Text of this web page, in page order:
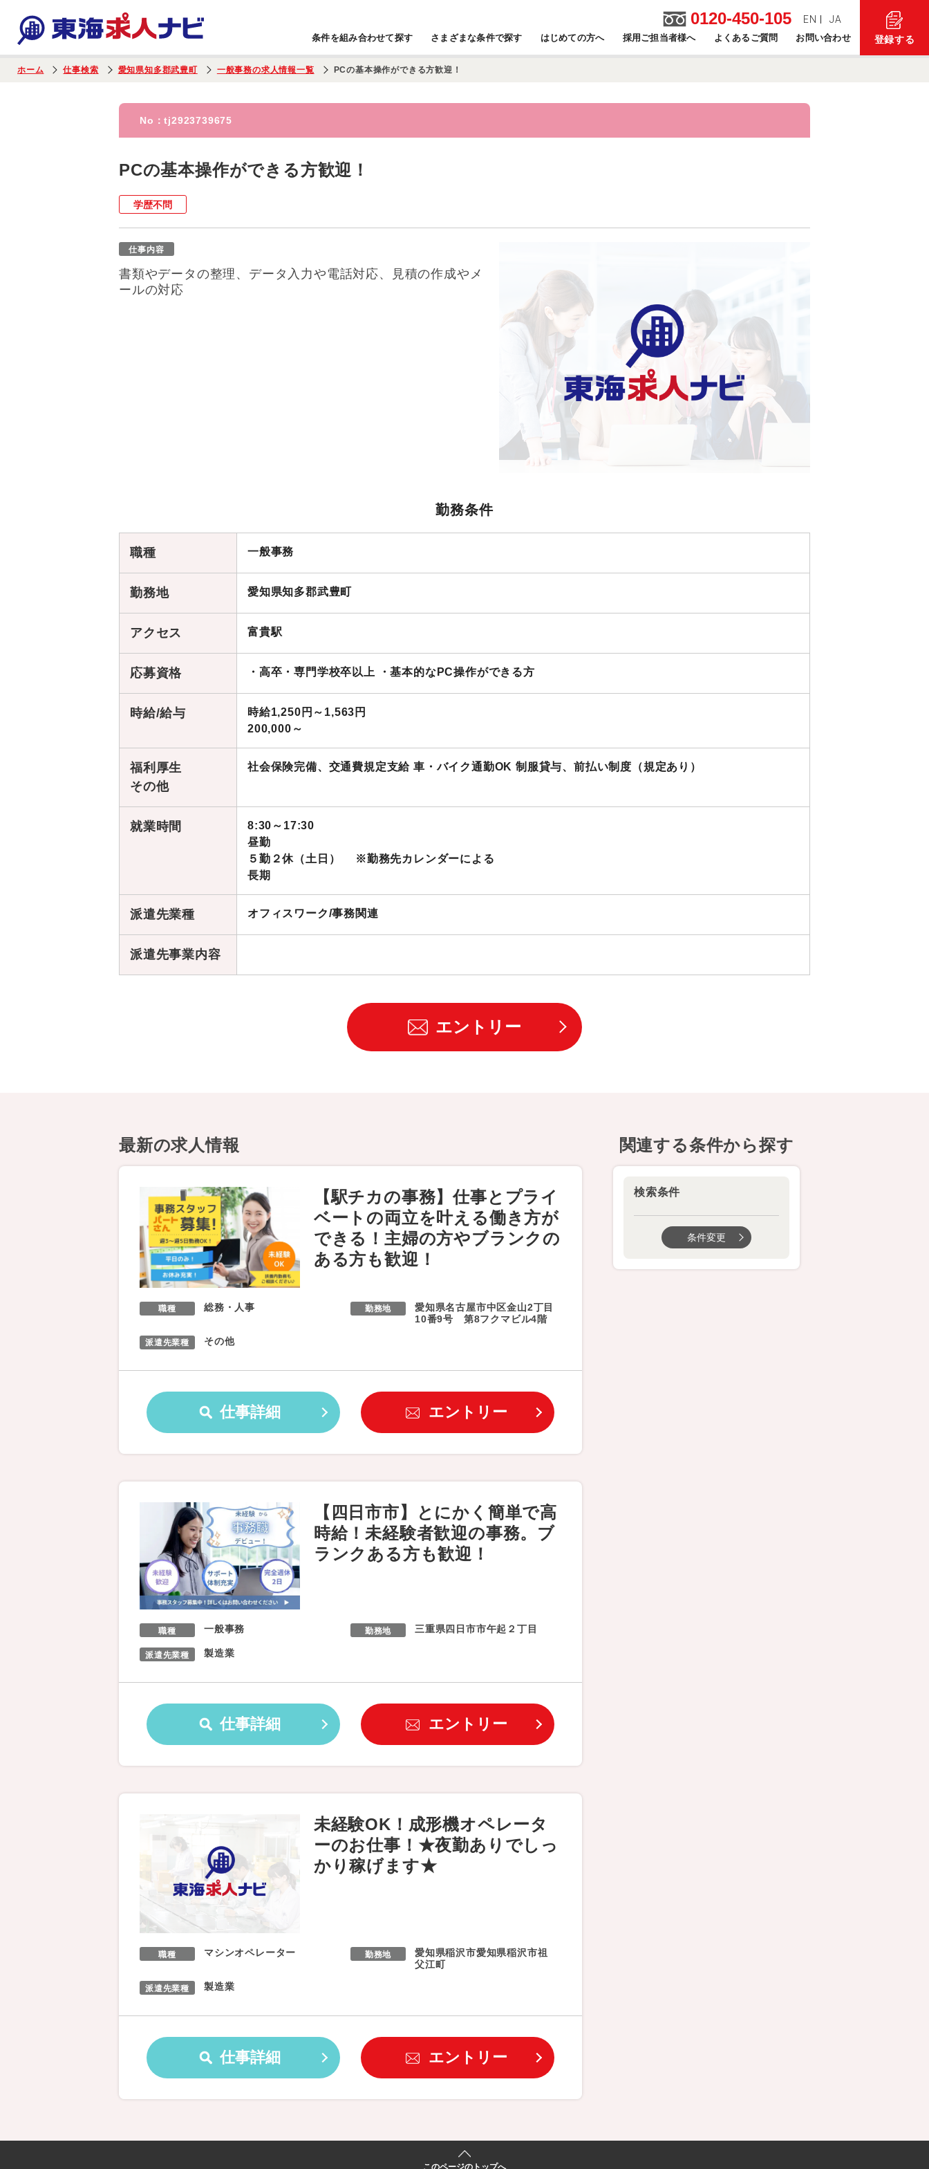
0120-450-105 EN JA
条件を組み合わせて探す さまざまな条件で探す はじめての方へ 採用ご担当者様へ よくあるご質問 お問い合わせ 登録する
ホーム 仕事検索 愛知県知多郡武豊町 一般事務の求人情報一覧 PCの基本操作ができる方歓迎！
No：tj2923739675
PCの基本操作ができる方歓迎！
学歴不問
仕事内容
書類やデータの整理、データ入力や電話対応、見積の作成やメ
ールの対応
勤務条件
職種 一般事務
勤務地 愛知県知多郡武豊町
アクセス 富貴駅
応募資格 ・高卒・専門学校卒以上 ・基本的なPC操作ができる方
時給/給与
時給1,250円～1,563円
200,000～
福利厚生
その他
社会保険完備、交通費規定支給 車・バイク通勤OK 制服貸与、前払い制度（規定あり）
就業時間
8:30～17:30
昼勤
５勤２休（土日） ※勤務先カレンダーによる
長期
派遣先業種 オフィスワーク/事務関連
派遣先事業内容
エントリー
最新の求人情報
【駅チカの事務】仕事とプライ
ベートの両立を叶える働き方が
できる！主婦の方やブランクの
ある方も歓迎！
職種 総務・人事 勤務地
愛知県名古屋市中区金山2丁目
10番9号 第8フクマビル4階
派遣先業種 その他
仕事詳細 エントリー
【四日市市】とにかく簡単で高
時給！未経験者歓迎の事務。ブ
ランクある方も歓迎！
職種 一般事務 勤務地 三重県四日市市午起２丁目
派遣先業種 製造業
仕事詳細 エントリー
未経験OK！成形機オペレータ
ーのお仕事！★夜勤ありでしっ
かり稼げます★
職種 マシンオペレーター 勤務地
愛知県稲沢市愛知県稲沢市祖
父江町
派遣先業種 製造業
仕事詳細 エントリー
関連する条件から探す
検索条件
条件変更